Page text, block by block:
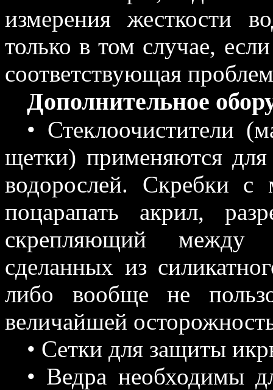
измерения жесткости
только в том случае,
соответствующая
Дополнительное
• Стеклоочистители
щетки) применяются для
водорослей. Скребки с
поцарапать акрил,
скрепляющий между
сделанных из
либо вообще не
величайшей
• Сетки для защиты
• Ведра необходимы